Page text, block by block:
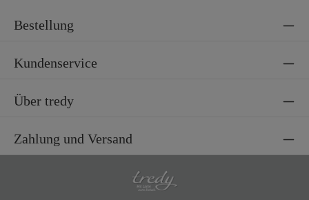
Bestellung
Kundenservice
Über tredy
Zahlung und Versand